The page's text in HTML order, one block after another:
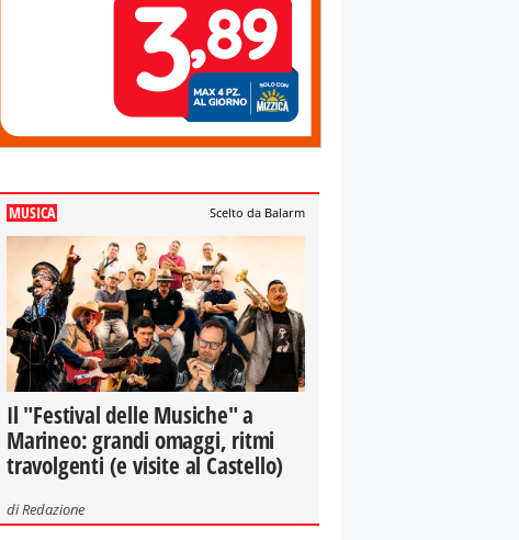
MUSICA Scelto da Balarm
Il "Festival delle Musiche" a
Marineo: grandi omaggi, ritmi
travolgenti (e visite al Castello)
diRedazione